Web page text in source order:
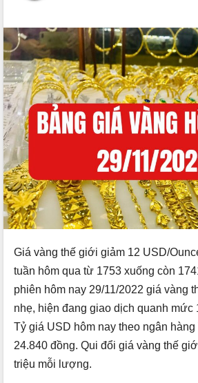
Giá vàng thế giới giảm 12 USD/
tuần hôm qua từ 1753 xuống còn
phiên hôm nay 29/11/2022 giá vàng
nhẹ, hiện đang giao dịch quanh mức
Tỷ giá USD hôm nay theo ngân
24.840 đồng. Qui đổi giá vàng thế
triệu mỗi lượng.